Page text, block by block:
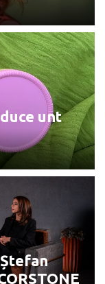
a lansat
unt
unt Ghee